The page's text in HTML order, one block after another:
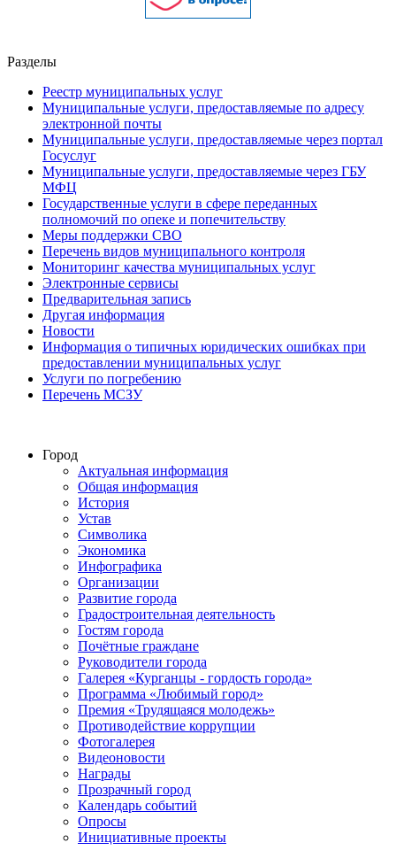
Разделы
Реестр муниципальных услуг
Муниципальные услуги, предоставляемые по адресу
электронной почты
Муниципальные услуги, предоставляемые через портал
Госуслуг
Муниципальные услуги, предоставляемые через ГБУ
МФЦ
Государственные услуги в сфере переданных
полномочий по опеке и попечительству
Меры поддержки СВО
Перечень видов муниципального контроля
Мониторинг качества муниципальных услуг
Электронные сервисы
Предварительная запись
Другая информация
Новости
Информация о типичных юридических ошибках при
предоставлении муниципальных услуг
Услуги по погребению
Перечень МСЗУ
Город
Актуальная информация
Общая информация
История
Устав
Символика
Экономика
Инфографика
Организации
Развитие города
Градостроительная деятельность
Гостям города
Почётные граждане
Руководители города
Галерея «Курганцы - гордость города»
Программа «Любимый город»
Премия «Трудящаяся молодежь»
Противодействие коррупции
Фотогалерея
Видеоновости
Награды
Прозрачный город
Календарь событий
Опросы
Инициативные проекты